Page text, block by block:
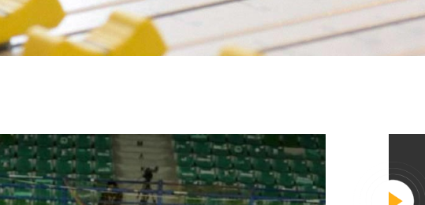
Διαγωνισμοί/Live
Επικοινωνία